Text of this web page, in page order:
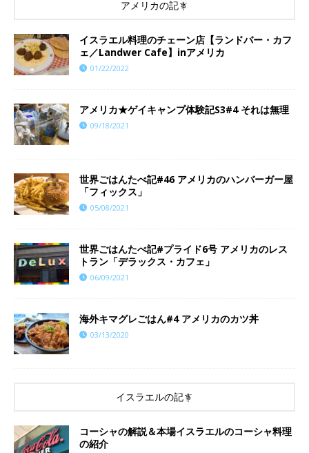
アメリカの記事
イスラエル料理のチェーン店【ランドバー・カフ
ェ／Landwer Cafe】inアメリカ
01/22/2022
アメリカ★ゲイキャンプ体験記S3#4 それは無理
09/18/2021
世界ごはんたべ記#46 アメリカのハンバーガー屋
「フィックス」
05/08/2021
世界ごはんたべ記#プライド6号 アメリカのレス
トラン「デラックス・カフェ」
06/09/2021
海外キマグレごはん#4 アメリカのカツ丼
03/13/2020
イスラエルの記事
コーシャの解説＆本場イスラエルのコーシャ料理
の紹介